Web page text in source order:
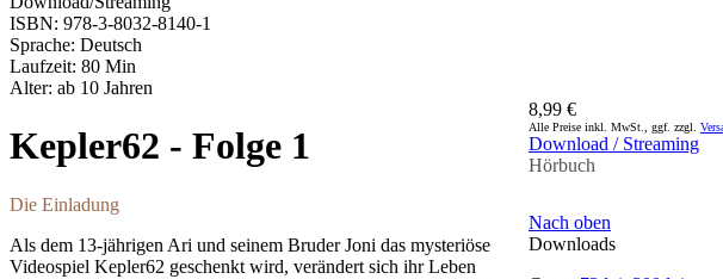
ISBN: 978-3-8032-8140-1
Sprache: Deutsch
Laufzeit: 80 Min
Alter: ab 10 Jahren
Kepler62 - Folge 1
Die Einladung
Als dem 13-jährigen Ari und seinem Bruder Joni das mysteriöse
Videospiel Kepler62 geschenkt wird, verändert sich ihr Leben
8,99 €
Alle Preise inkl. MwSt., ggf. zzgl.
Download / Streaming
Hörbuch
Nach oben
Downloads